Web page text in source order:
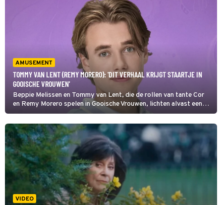
AMUSEMENT
TOMMY VAN LENT (REMY MORERO): 'DIT VERHAAL KRIJGT STAARTJE IN
GOOISCHE VROUWEN'
Beppie Melissen en Tommy van Lent, die de rollen van tante Cor
en Remy Morero spelen in Gooische Vrouwen, lichten alvast een
tipje van de sluier op over wat we komend seizoen zoal kunnen
gaan verwachten. 'Dit verhaal krijgt nog wel een staartje.'
VIDEO